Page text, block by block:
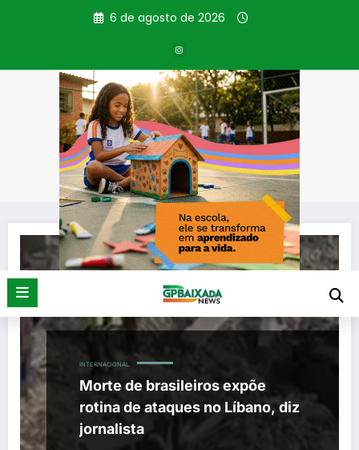
6 de agosto de 2026
Tag: Família brasileira
Página inicial Família brasileira
INTERNACIONAL
Morte de brasileiros expõe
rotina de ataques no Líbano, diz
jornalista